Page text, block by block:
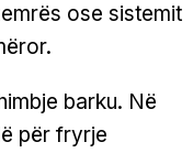
ose sistemit
barku. Në
për fryrje